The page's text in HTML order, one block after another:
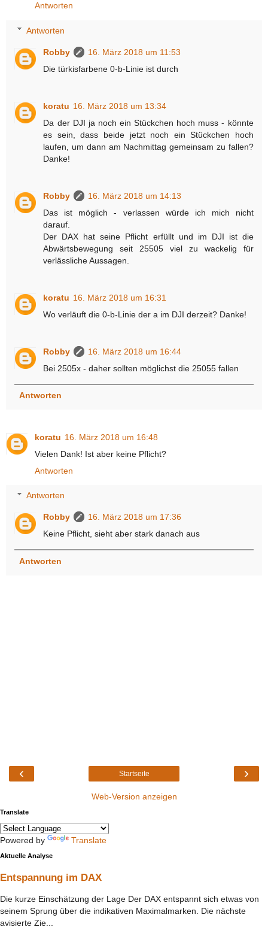
Antworten
Antworten
Robby
16. März 2018 um 11:53
Die türkisfarbene 0-b-Linie ist durch
koratu 16. März 2018 um 13:34
Da der DJI ja noch ein Stückchen hoch muss - könnte
es sein, dass beide jetzt noch ein Stückchen hoch
laufen, um dann am Nachmittag gemeinsam zu fallen?
Danke!
Robby
16. März 2018 um 14:13
Das ist möglich - verlassen würde ich mich nicht
darauf.
Der DAX hat seine Pflicht erfüllt und im DJI ist die
Abwärtsbewegung seit 25505 viel zu wackelig für
verlässliche Aussagen.
koratu 16. März 2018 um 16:31
Wo verläuft die 0-b-Linie der a im DJI derzeit? Danke!
Robby
16. März 2018 um 16:44
Bei 2505x - daher sollten möglichst die 25055 fallen
Antworten
koratu 16. März 2018 um 16:48
Vielen Dank! Ist aber keine Pflicht?
Antworten
Antworten
Robby
16. März 2018 um 17:36
Keine Pflicht, sieht aber stark danach aus
Antworten
‹ ›
Startseite
Web-Version anzeigen
Translate
Powered by Translate
Aktuelle Analyse
Entspannung im DAX
Die kurze Einschätzung der Lage Der DAX entspannt sich etwas von
seinem Sprung über die indikativen Maximalmarken. Die nächste
avisierte Zie...